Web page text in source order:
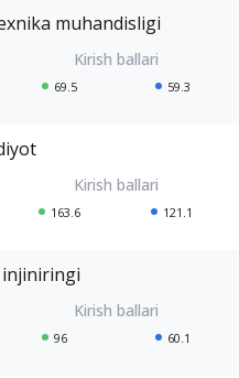
muhandisligi
69.5 59.3
163.6 121.1
96 60.1